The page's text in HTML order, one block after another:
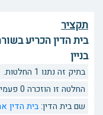
תקציר
בית הדין הכריע
בניין
בתיק זה נתנו 1 החלטות.
החלטה זו הוזכרה 0 פעמים בהחלטות אחרות.
שם בית הדין:בית הדין